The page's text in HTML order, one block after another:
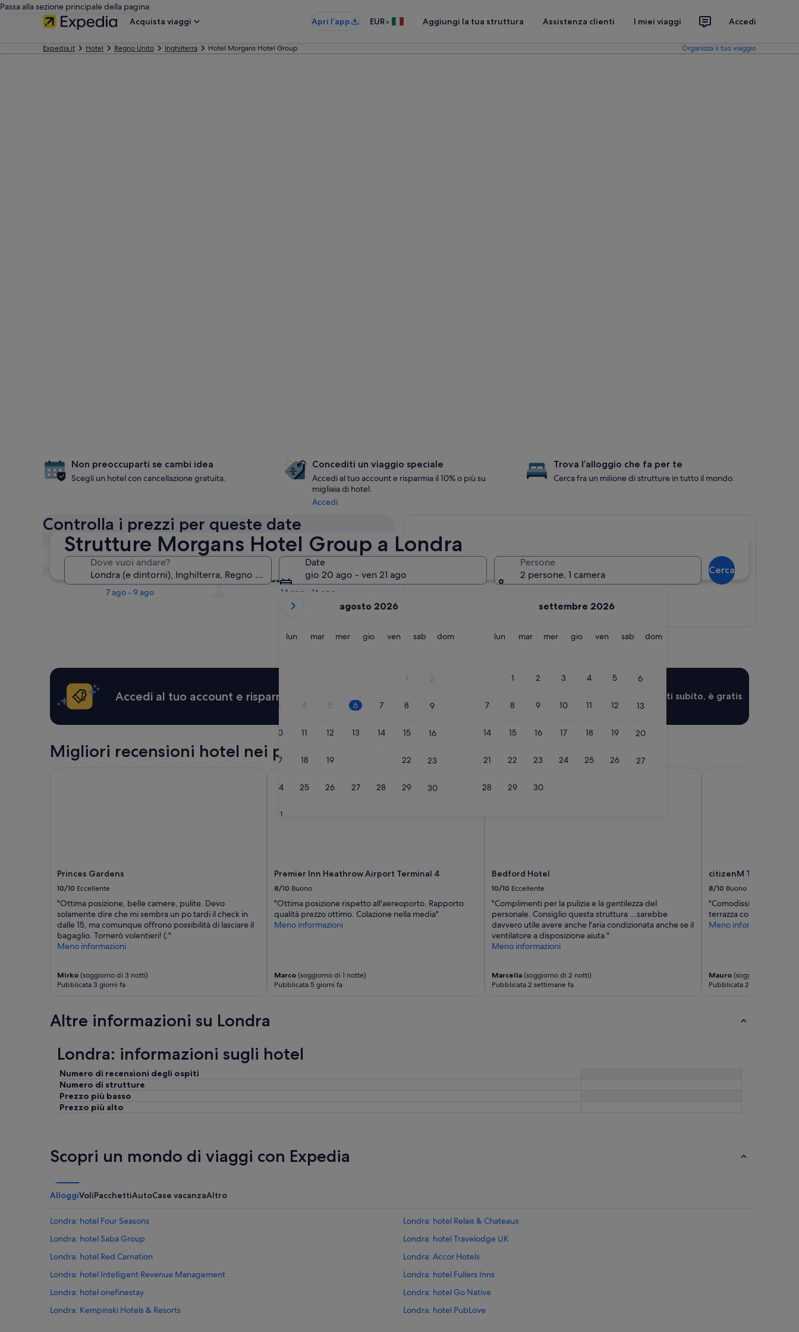
Passa alla sezione principale della pagina
Acquista viaggi
Apri l’app EUR• Aggiungi la tua struttura Assistenza clienti I miei viaggi Accedi
Expedia.it Hotel Regno Unito Inghilterra Hotel Morgans Hotel Group Organizza il tuo viaggio
Strutture Morgans Hotel Group a Londra
Dove vuoi andare?
Date
gio 20 ago - ven 21 ago
mesi
e
September
2026.
agosto 2026
lunlunedì
marmartedì
mermercoledì
giogiovedì
venvenerdì
sabsabato
domdomenica
1 2
3 4 5 6 7 8 9
10 11 12 13 14 15 16
17 18 19 22 23
24 25 26 27 28 29 30
31
settembre 2026
lunlunedì
marmartedì
mermercoledì
giogiovedì
venvenerdì
sabsabato
domdomenica
1 2 3 4 5 6
7 8 9 10 11 12 13
14 15 16 17 18 19 20
21 22 23 24 25 26 27
28 29 30
Persone
2 persone, 1 camera
Cerca
Non preoccuparti se cambi idea
Scegli un hotel con cancellazione gratuita.
Concediti un viaggio speciale
Accedi al tuo account e risparmia il 10% o più su
migliaia di hotel.
Accedi
Trova l’alloggio che fa per te
Cerca fra un milione di strutture in tutto il mondo.
Controlla i prezzi per queste date
Questa sera
6 ago - 7 ago
Domani
7 ago - 8 ago
Questo fine settimana
7 ago - 9 ago
Il prossimo fine settimana
14 ago - 16 ago
Accedi al tuo account e risparmia in media un 15% su migliaia di hotel Iscriviti subito, è gratis
Migliori recensioni hotel nei pressi di Londra
Princes Gardens
10/10 Eccellente
"Ottima posizione, belle camere, pulite. Devo
solamente dire che mi sembra un po tardi il check in
dalle 15, ma comunque offrono possibilità di lasciare il
bagaglio. Tornerò volentieri! (:"
Meno informazioni
Mirko (soggiorno di 3 notti)
Pubblicata 3 giorni fa
Premier Inn Heathrow Airport Terminal 4
8/10 Buono
"Ottima posizione rispetto all'aereoporto. Rapporto
qualità prezzo ottimo. Colazione nella media"
Meno informazioni
Marco (soggiorno di 1 notte)
Pubblicata 5 giorni fa
Bedford Hotel
10/10 Eccellente
"Complimenti per la pulizia e la gentilezza del
personale. Consiglio questa struttura ...sarebbe
davvero utile avere anche l'aria condizionata anche se il
ventilatore a disposizione aiuta."
Meno informazioni
Marcella(soggiorno di 2 notti)
Pubblicata 2 settimane fa
citizenM Tower of
8/10 Buono
"Comodissimo in
terrazza con vista
Meno informazioni
Mauro(soggiorno di 4
Pubblicata 2 settimane fa
Altre informazioni su Londra
Londra: informazioni sugli hotel
Numero di recensioni degli ospiti
Numero di strutture
Prezzo più basso
Prezzo più alto
Scopri un mondo di viaggi con Expedia
AlloggiVoliPacchettiAutoCase vacanzaAltro
Londra: hotel Four Seasons
Londra: hotel Relais & Chateaux
Londra: hotel Saba Group
Londra: hotel Travelodge UK
Londra: hotel Red Carnation
Londra: Accor Hotels
Londra: hotel Intelligent Revenue Management
Londra: hotel Fullers Inns
Londra: hotel onefinestay
Londra: hotel Go Native
Londra: Kempinski Hotels & Resorts
Londra: hotel PubLove